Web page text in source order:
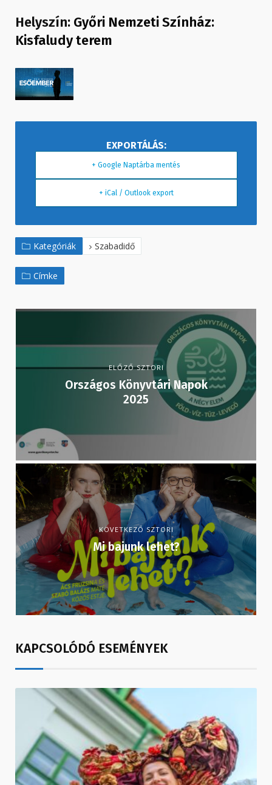
Helyszín: Győri Nemzeti Színház:
Kisfaludy terem
+ Google Naptárba mentés
+ iCal / Outlook export
Kategóriák Szabadidő
Címke
ELŐZŐ SZTORI
Országos Könyvtári Napok
2025
KÖVETKEZŐ SZTORI
Mi bajunk lehet?
KAPCSOLÓDÓ ESEMÉNYEK